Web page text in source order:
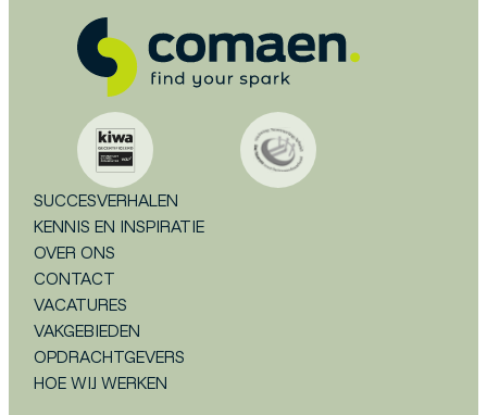
SUCCESVERHALEN
KENNIS EN INSPIRATIE
OVER ONS
CONTACT
VACATURES
VAKGEBIEDEN
OPDRACHTGEVERS
HOE WIJ WERKEN